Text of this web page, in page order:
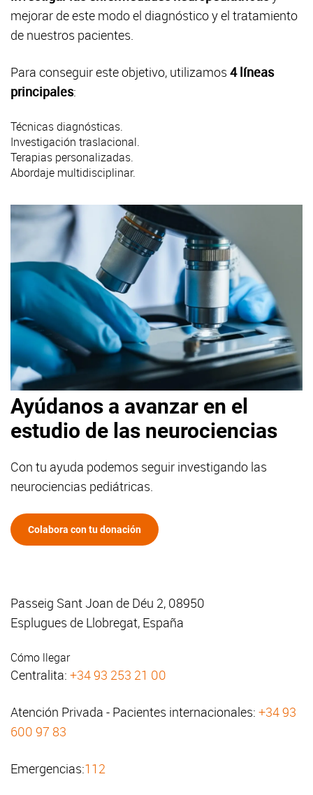
mejorar de este modo el diagnóstico y el tratamiento
de nuestros pacientes.
Para conseguir este objetivo, utilizamos 4 líneas
principales:
Técnicas diagnósticas.
Investigación traslacional.
Terapias personalizadas.
Abordaje multidisciplinar.
Ayúdanos a avanzar en el
estudio de las neurociencias
Con tu ayuda podemos seguir investigando las
neurociencias pediátricas.
Colabora con tu donación
Passeig Sant Joan de Déu 2, 08950
Esplugues de Llobregat, España
Cómo llegar
Centralita: +34 93 253 21 00
Atención Privada - Pacientes internacionales: +34 93
600 97 83
Emergencias:112